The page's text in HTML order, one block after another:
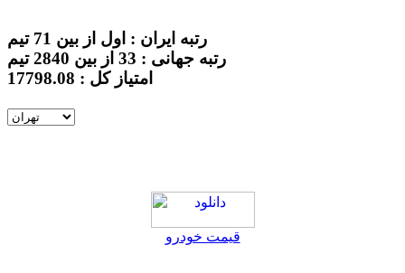
رتبه ایران : اول از بین 71 تیم
رتبه جهانی : 33 از بین 2840 تیم
امتیاز کل : 17798.08
قیمت خودرو